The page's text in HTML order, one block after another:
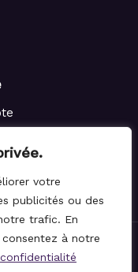
votre
publicités ou des
trafic. En
à notre